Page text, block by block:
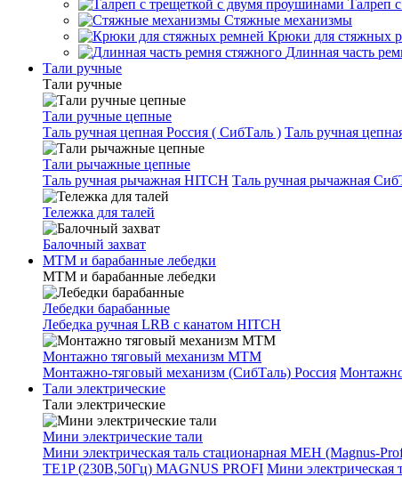
Талреп
Стяжные механизмы
Крюки для стяжных
Длинная часть
Тали ручные
Тали ручные
Тали ручные цепные
Таль ручная цепная Россия ( СибТаль ) Таль ручная
Тали рычажные цепные
Таль ручная рычажная HITCH Таль ручная рычажная
Тележка для талей
Балочный захват
МТМ и барабанные лебедки
МТМ и барабанные лебедки
Лебедки барабанные
Лебедка ручная LRB с канатом HITCH
Монтажно тяговый механизм МТМ
Монтажно-тяговый механизм (СибТаль) Россия
Тали электрические
Тали электрические
Мини электрические тали
Мини электрическая таль стационарная МЕН (Magnus-
TE1P (230В,50Гц) MAGNUS PROFI Мини электрическая